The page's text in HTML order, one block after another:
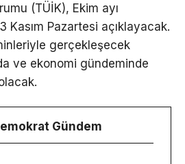
(TÜİK), Ekim ayı
Kasım Pazartesi açıklayacak.
gerçekleşecek
ve ekonomi gündeminde
Gündem